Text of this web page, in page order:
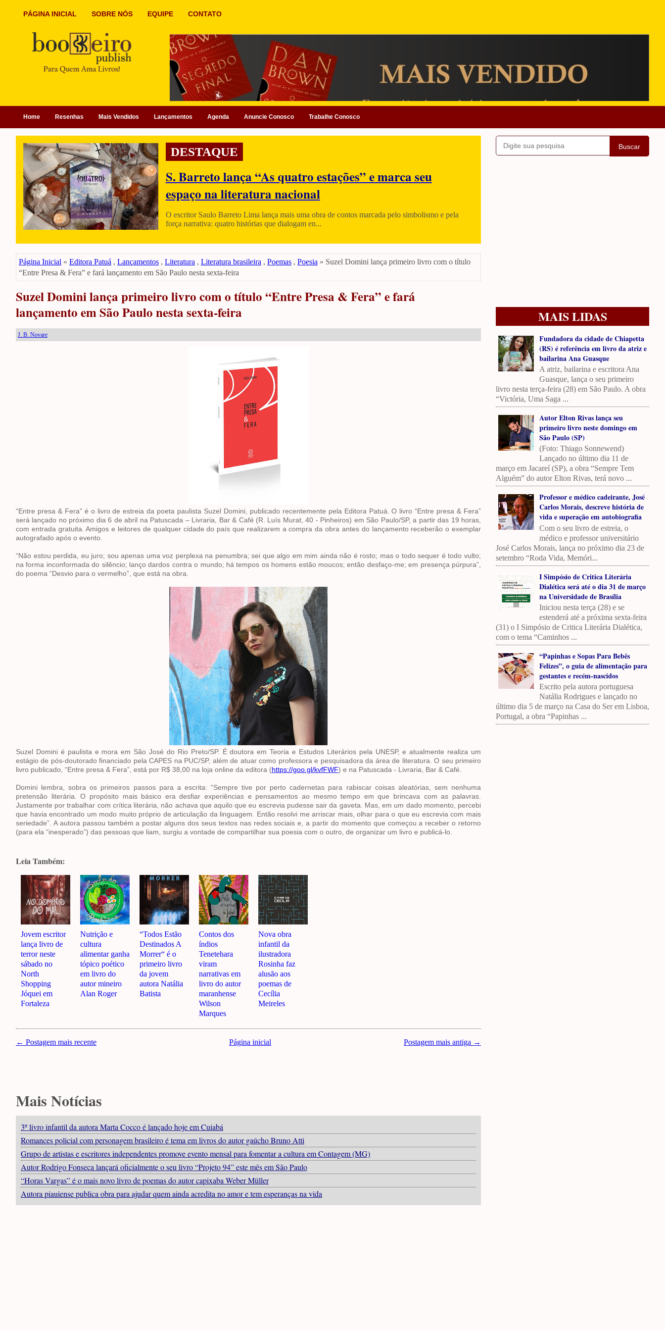
PÁGINA INICIAL SOBRE NÓS EQUIPE CONTATO
Home Resenhas Mais Vendidos Lançamentos Agenda Anuncie Conosco Trabalhe Conosco
DESTAQUE
S. Barreto lança “As quatro estações” e marca seu
espaço na literatura nacional
O escritor Saulo Barreto Lima lança mais uma obra de contos marcada pelo simbolismo e pela
força narrativa: quatro histórias que dialogam en...
Página Inicial » Editora Patuá , Lançamentos , Literatura , Literatura brasileira , Poemas , Poesia » Suzel Domini lança primeiro livro com o título
“Entre Presa & Fera” e fará lançamento em São Paulo nesta sexta-feira
Suzel Domini lança primeiro livro com o título “Entre Presa & Fera” e fará
lançamento em São Paulo nesta sexta-feira
J. B. Novare
“Entre presa & Fera” é o livro de estreia da poeta paulista Suzel Domini, publicado recentemente pela Editora Patuá. O livro “Entre presa & Fera”
será lançado no próximo dia 6 de abril na Patuscada – Livraria, Bar & Café (R. Luís Murat, 40 - Pinheiros) em São Paulo/SP, a partir das 19 horas,
com entrada gratuita. Amigos e leitores de qualquer cidade do país que realizarem a compra da obra antes do lançamento receberão o exemplar
autografado após o evento.
“Não estou perdida, eu juro; sou apenas uma voz perplexa na penumbra; sei que algo em mim ainda não é rosto; mas o todo sequer é todo vulto;
na forma inconformada do silêncio; lanço dardos contra o mundo; há tempos os homens estão moucos; então desfaço-me; em presença púrpura”,
do poema “Desvio para o vermelho”, que está na obra.
Suzel Domini é paulista e mora em São José do Rio Preto/SP. É doutora em Teoria e Estudos Literários pela UNESP, e atualmente realiza um
estágio de pós-doutorado financiado pela CAPES na PUC/SP, além de atuar como professora e pesquisadora da área de literatura. O seu primeiro
livro publicado, “Entre presa & Fera”, está por R$ 38,00 na loja online da editora (https://goo.gl/kvfFWF) e na Patuscada - Livraria, Bar & Café.
Domini lembra, sobra os primeiros passos para a escrita: “Sempre tive por perto cadernetas para rabiscar coisas aleatórias, sem nenhuma
pretensão literária. O propósito mais básico era desfiar experiências e pensamentos ao mesmo tempo em que brincava com as palavras.
Justamente por trabalhar com crítica literária, não achava que aquilo que eu escrevia pudesse sair da gaveta. Mas, em um dado momento, percebi
que havia encontrado um modo muito próprio de articulação da linguagem. Então resolvi me arriscar mais, olhar para o que eu escrevia com mais
seriedade”. A autora passou também a postar alguns dos seus textos nas redes sociais e, a partir do momento que começou a receber o retorno
(para ela “inesperado”) das pessoas que liam, surgiu a vontade de compartilhar sua poesia com o outro, de organizar um livro e publicá-lo.
Leia Também:
Jovem escritor
lança livro de
terror neste
sábado no
North
Shopping
Jóquei em
Fortaleza
Nutrição e
cultura
alimentar ganha
tópico poético
em livro do
autor mineiro
Alan Roger
“Todos Estão
Destinados A
Morrer“ é o
primeiro livro
da jovem
autora Natália
Batista
Contos dos
índios
Tenetehara
viram
narrativas em
livro do autor
maranhense
Wilson
Marques
Nova obra
infantil da
ilustradora
Rosinha faz
alusão aos
poemas de
Cecília
Meireles
← Postagem mais recente Postagem mais antiga →
Página inicial
Mais Notícias
3º livro infantil da autora Marta Cocco é lançado hoje em Cuiabá
Romances policial com personagem brasileiro é tema em livros do autor gaúcho Bruno Atti
Grupo de artistas e escritores independentes promove evento mensal para fomentar a cultura em Contagem (MG)
Autor Rodrigo Fonseca lançará oficialmente o seu livro “Projeto 94” este mês em São Paulo
“Horas Vargas” é o mais novo livro de poemas do autor capixaba Weber Müller
Autora piauiense publica obra para ajudar quem ainda acredita no amor e tem esperanças na vida
Buscar
MAIS LIDAS
Fundadora da cidade de Chiapetta
(RS) é referência em livro da atriz e
bailarina Ana Guasque
A atriz, bailarina e escritora Ana
Guasque, lança o seu primeiro
livro nesta terça-feira (28) em São Paulo. A obra
“Victória, Uma Saga ...
Autor Elton Rivas lança seu
primeiro livro neste domingo em
São Paulo (SP)
(Foto: Thiago Sonnewend)
Lançado no último dia 11 de
março em Jacareí (SP), a obra “Sempre Tem
Alguém” do autor Elton Rivas, terá novo ...
Professor e médico cadeirante, José
Carlos Morais, descreve história de
vida e superação em autobiografia
Com o seu livro de estreia, o
médico e professor universitário
José Carlos Morais, lança no próximo dia 23 de
setembro “Roda Vida, Memóri...
I Simpósio de Critica Literária
Dialética será até o dia 31 de março
na Universidade de Brasília
Iniciou nesta terça (28) e se
estenderá até a próxima sexta-feira
(31) o I Simpósio de Critica Literária Dialética,
com o tema “Caminhos ...
“Papinhas e Sopas Para Bebês
Felizes”, o guia de alimentação para
gestantes e recém-nascidos
Escrito pela autora portuguesa
Natália Rodrigues e lançado no
último dia 5 de março na Casa do Ser em Lisboa,
Portugal, a obra “Papinhas ...